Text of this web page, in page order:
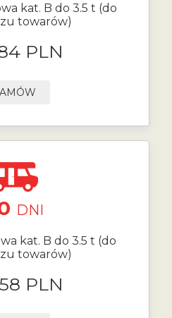
kat. B do 3.5 t (do
towarów)
PLN
DNI
kat. B do 3.5 t (do
towarów)
PLN